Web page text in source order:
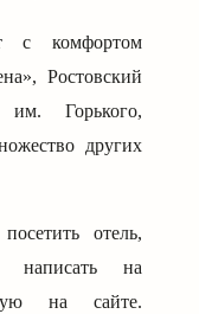
с комфортом
Ростовский
им. Горького,
других
отель,
написать на
на сайте.